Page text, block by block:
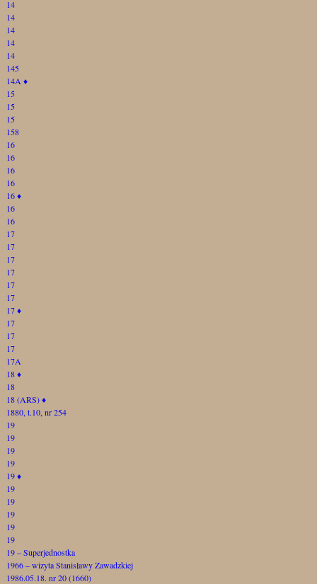
14
14
14
14
14
145
14A ♦
15
15
15
158
16
16
16
16
16♦
16
16
17
17
17
17
17
17
17♦
17
17
17
17A
18♦
18
18 (ARS)♦
1880, t.10, nr 254
19
19
19
19
19♦
19
19
19
19
19
19 – Superjednostka
1966 – wizyta Stanisławy Zawadzkiej
1986.05.18. nr 20 (1660)